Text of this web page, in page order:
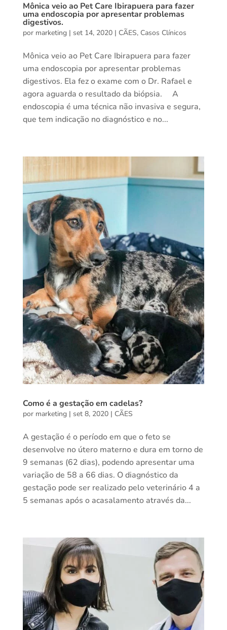
Mônica veio ao Pet Care Ibirapuera para fazer
uma endoscopia por apresentar problemas
digestivos.
por marketing| set 14, 2020| CÃES, Casos Clínicos
Mônica veio ao Pet Care Ibirapuera para fazer
uma endoscopia por apresentar problemas
digestivos. Ela fez o exame com o Dr. Rafael e
agora aguarda o resultado da biópsia. ⠀ A
endoscopia é uma técnica não invasiva e segura,
que tem indicação no diagnóstico e no...
Como é a gestação em cadelas?
por marketing| set 8, 2020| CÃES
A gestação é o período em que o feto se
desenvolve no útero materno e dura em torno de
9 semanas (62 dias), podendo apresentar uma
variação de 58 a 66 dias. O diagnóstico da
gestação pode ser realizado pelo veterinário 4 a
5 semanas após o acasalamento através da...